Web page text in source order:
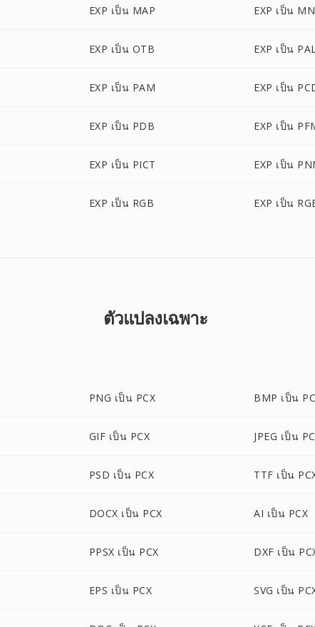
EXP เป็น MAP EXP เป็น
EXP เป็น OTB EXP เป็น
EXP เป็น PAM EXP เป็น
EXP เป็น PDB EXP เป็น
EXP เป็น PICT EXP เป็น
EXP เป็น RGB EXP เป็น
ตัวแปลงเฉพาะ
PNG เป็น PCX BMP เป็น
GIF เป็น PCX JPEG เป็น
PSD เป็น PCX TTF เป็น
DOCX เป็น PCX AI เป็น PCX
PPSX เป็น PCX DXF เป็น
EPS เป็น PCX SVG เป็น